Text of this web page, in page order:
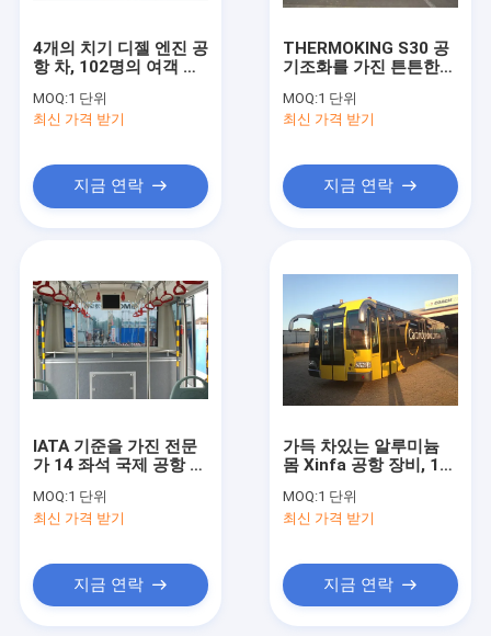
4개의 치기 디젤 엔진 공
항 차, 102명의 여객 비
MOQ:1 단위
최신 가격 받기
지금 연락
THERMOKING S30 공
기조화를 가진 튼튼한
비
MOQ:1 단위
최신 가격 받기
지금 연락
IATA 기준을 가진 전문
가 14 좌석 국제 공항 버
MOQ:1 단위
최신 가격 받기
지금 연락
가득 차있는 알루미늄
몸 Xinfa 공항 장비, 14
틀
MOQ:1 단위
최신 가격 받기
지금 연락